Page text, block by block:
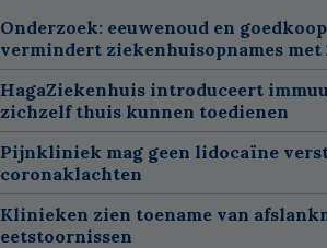
Onderzoek: eeuwenoud en
vermindert ziekenhuisopnames met
HagaZiekenhuis introduceert
zichzelf thuis kunnen toedienen
Pijnkliniek mag geen lidocaïne
coronaklachten
Klinieken zien toename van
eetstoornissen